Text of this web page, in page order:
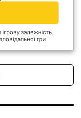
залежність.
гри